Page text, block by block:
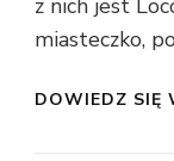
miasteczko,
DOWIEDZ SIĘ